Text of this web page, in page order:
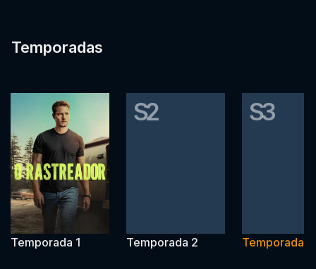
Temporadas
Temporada 1
S2
Temporada 2
S3
Temporada 3